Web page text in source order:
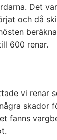
Det
och då
600 renar.
vi renar
skador
fanns